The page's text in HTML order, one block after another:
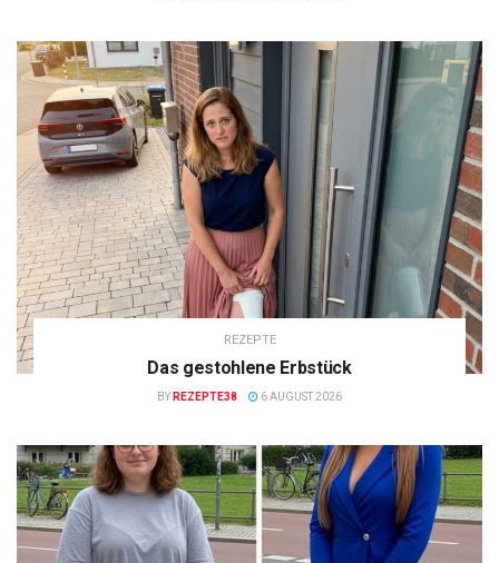
REZEPTE
Das gestohlene Erbstück
BY REZEPTE38 6 AUGUST 2026